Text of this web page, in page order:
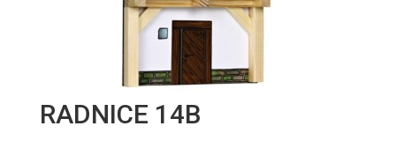
RADNICE 14B